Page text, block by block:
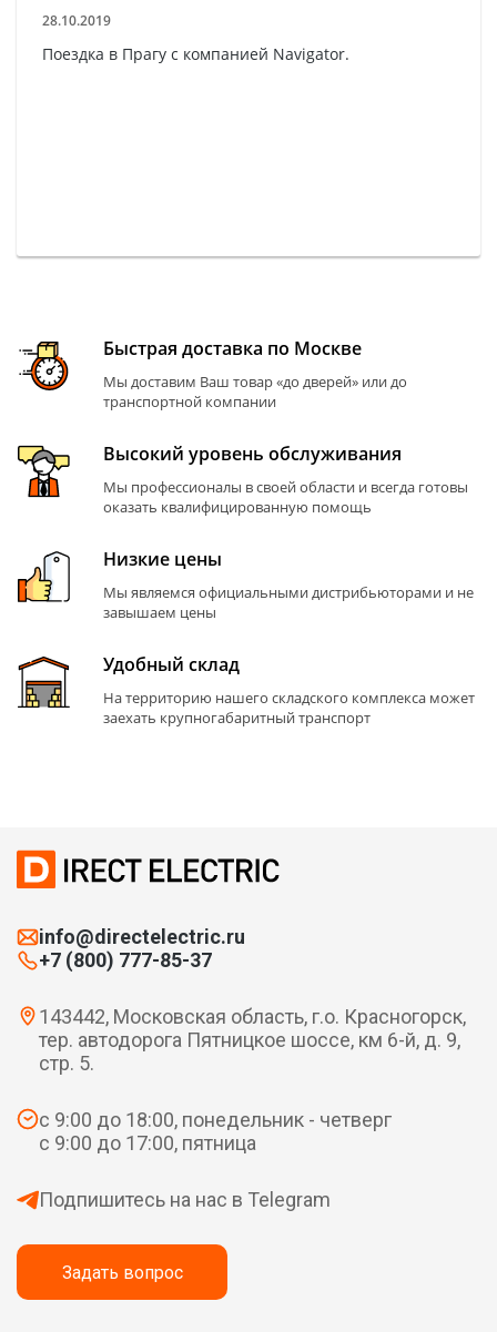
28.10.2019
Поездка в Прагу с компанией Navigator.
Быстрая доставка по Москве
Мы доставим Ваш товар «до дверей» или до
транспортной компании
Высокий уровень обслуживания
Мы профессионалы в своей области и всегда готовы
оказать квалифицированную помощь
Низкие цены
Мы являемся официальными дистрибьюторами и не
завышаем цены
Удобный склад
На территорию нашего складского комплекса может
заехать крупногабаритный транспорт
info@directelectric.ru
+7 (800) 777-85-37
143442, Московская область, г.о. Красногорск,
тер. автодорога Пятницкое шоссе, км 6-й, д. 9,
стр. 5.
с 9:00 до 18:00, понедельник - четверг
с 9:00 до 17:00, пятница
Подпишитесь на нас в Telegram
Задать вопрос